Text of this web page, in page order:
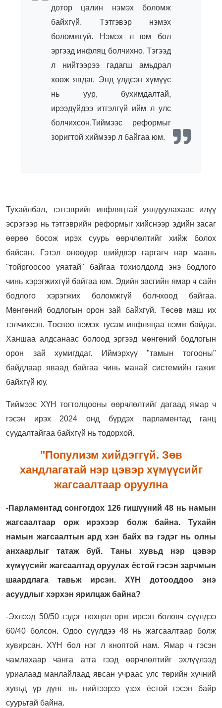
дотор цалин нэмэх боломж
байхгүй. Тэтгэвэр нэмэх
боломжгүй. Нэмэх л юм бол
эргээд инфляц болчихно. Тэгээд
л нийтээрээ гадагш амьдрал
хөөж явдаг. Энд үлдсэн хүмүүс
нь уур, бухимдалтай,
ирээдүйдээ итгэлгүй ийм л улс
болчихсон.Тиймээс реформыг
зоригтой хиймээр л байгаа юм.
Тухайлбал, тэтгэврийг инфляцтай уялдуулахаас илүү
эсрэгээр нь тэтгэврийн реформыг хийснээр эдийн засаг
өөрөө босож ирэх суурь өөрчлөлтийг хийж болох
байсан. Гэтэл өнөөдөр шийдвэр гаргагч нар маань
"тойргоосоо уяатай" байгаа тохиолдолд энэ бодлого
чинь хэрэгжихгүй байгаа юм. Эдийн засгийн ямар ч сайн
бодлого хэрэгжих боломжгүй болчхоод байгаа.
Мөнгөний бодлогын орон зай байхгүй. Төсөв маш их
тэлчихсэн. Төсвөө нэмэх тусам инфляцаа нэмж байдаг.
Ханшаа алдсанаас болоод эргээд мөнгөний бодлогын
орон зай хумигддаг. Иймэрхүү "тамын тогооны"
байдлаар яваад байгаа чинь манай системийн гажиг
байхгүй юу.
Тиймээс ХҮН тогтолцооны өөрчлөлтийг дагаад ямар ч
гэсэн ирэх 2024 онд бүрдэх парламентад ганц
суудалтайгаа байхгүй нь тодорхой.
"Популизм хийдэггүй. Зөв
хандлагатай нэр цэвэр хүмүүсийг
жагсаалтаар оруулна
-Парламентад сонгогдох 126 гишүүний 48 нь намын
жагсаалтаар орж ирэхээр болж байна. Тухайн
намын жагсаалтын ард хэн байх вэ гэдэг нь олны
анхаарлыг татаж буй. Таны хувьд нэр цэвэр
хүмүүсийг жагсаалтад оруулах ёстой гэсэн зарчмын
шаардлага тавьж ирсэн. ХҮН дотооддоо энэ
асуудлыг хэрхэн ярилцаж байна?
-Эхлээд 50/50 гэдэг нөхцөл орж ирсэн боловч сүүлдээ
60/40 болсон. Одоо сүүлдээ 48 нь жагсаалтаар болж
хувирсан. ХҮН бол нэг л кноптой нам. Ямар ч гэсэн
чамлахаар чанга атга гээд өөрчлөлтийг эхлүүлээд
уриалаад манлайлаад явсан учраас улс төрийн хүчний
хувьд үр дүнг нь нийтээрээ үзэх ёстой гэсэн байр
суурьтай байна.